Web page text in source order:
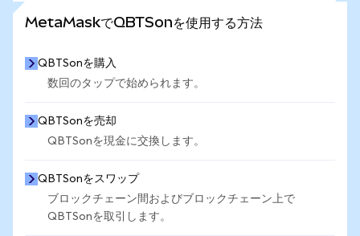
MetaMaskでQBTSonを使用する方法
QBTSonを購入
数回のタップで始められます。
QBTSonを売却
QBTSonを現金に交換します。
QBTSonをスワップ
ブロックチェーン間およびブロックチェーン上で
QBTSonを取引します。